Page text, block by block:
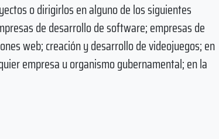
o dirigirlos en alguno de los siguientes
de desarrollo de software; empresas de
web; creación y desarrollo de videojuegos; en
empresa u organismo gubernamental; en la